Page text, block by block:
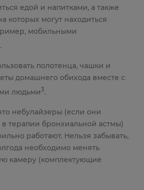
едой и напитками, а также
которых могут находиться
мобильными
.
полотенца, чашки и
домашнего обихода вместе с
людьми3.
небулайзеры (если они
в терапии бронхиальной астмы)
работают. Нельзя забывать,
необходимо менять
камеру (комплектующие